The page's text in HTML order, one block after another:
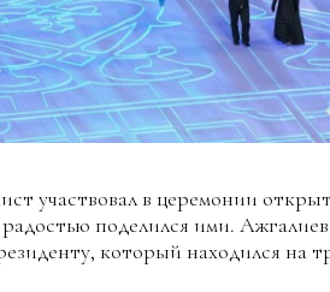
участвовал в церемонии
поделился ими.
который находился на